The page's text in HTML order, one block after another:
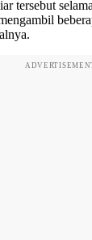
tersebut